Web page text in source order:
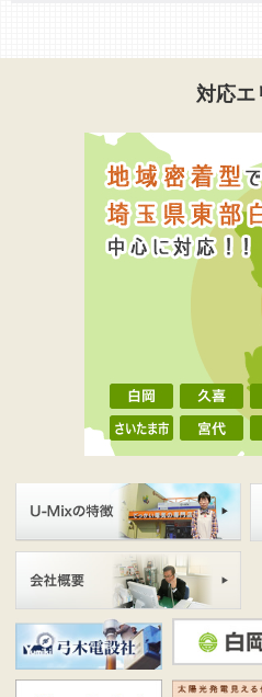
対応エ